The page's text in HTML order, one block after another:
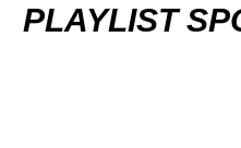
PLAYLIST